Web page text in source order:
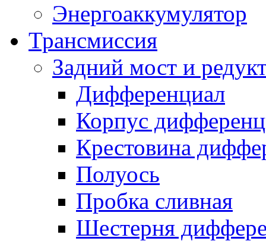
Энергоаккумулятор
Трансмиссия
Задний мост и
Дифференциал
Корпус
Крестовина
Полуось
Пробка сливная
Шестерня